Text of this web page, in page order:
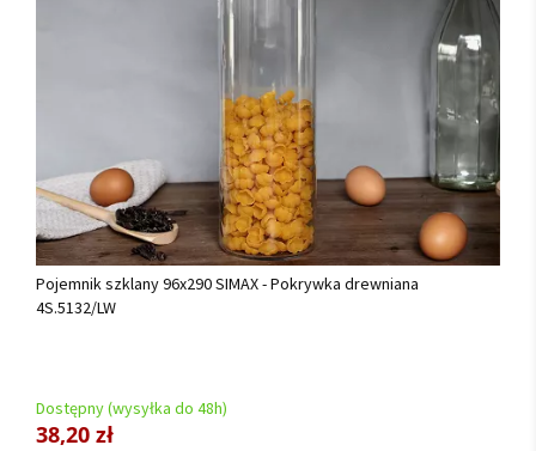
Pojemnik szklany 96x290 SIMAX - Pokrywka drewniana
4S.5132/LW
Dostępny (wysyłka do 48h)
38,20 zł